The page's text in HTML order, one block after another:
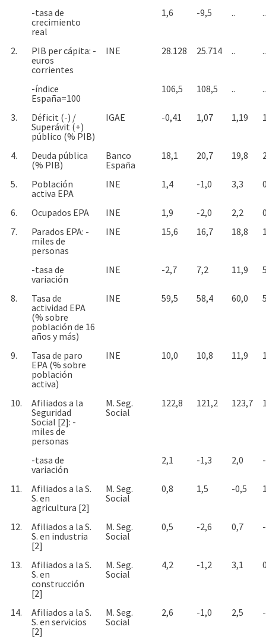
-tasa de
crecimiento
real
1,6 -9,5 .. ..
2.
PIB per cápita: -
euros
corrientes
INE 28.128 25.714 .. ..
-índice
España=100
106,5 108,5 .. ..
3.
Déficit (-) /
Superávit (+)
público (% PIB)
IGAE -0,41 1,07 1,19
4.
Deuda pública
(% PIB)
Banco
España
18,1 20,7 19,8
5.
Población
activa EPA
INE 1,4 -1,0 3,3
6. Ocupados EPA INE 1,9 -2,0 2,2
7.
Parados EPA: -
miles de
personas
INE 15,6 16,7 18,8
-tasa de
variación
INE -2,7 7,2 11,9
8.
Tasa de
actividad EPA
(% sobre
población de 16
años y más)
INE 59,5 58,4 60,0
9.
Tasa de paro
EPA (% sobre
población
activa)
INE 10,0 10,8 11,9
10.
Afiliados a la
Seguridad
Social [2]: -
miles de
personas
M. Seg.
Social
122,8 121,2 123,7
-tasa de
variación
2,1 -1,3 2,0
11.
Afiliados a la S.
S. en
agricultura [2]
M. Seg.
Social
0,8 1,5 -0,5
12.
Afiliados a la S.
S. en industria
[2]
M. Seg.
Social
0,5 -2,6 0,7
13.
Afiliados a la S.
S. en
construcción
[2]
M. Seg.
Social
4,2 -1,2 3,1
14.
Afiliados a la S.
S. en servicios
[2]
M. Seg.
Social
2,6 -1,0 2,5